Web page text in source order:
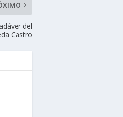
del
Castro